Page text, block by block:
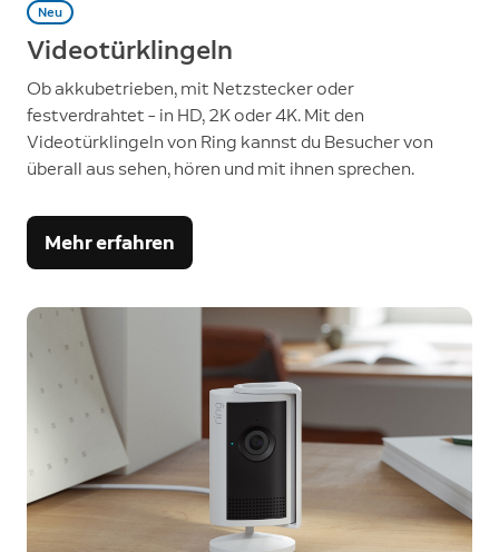
Neu
Videotürklingeln
Ob akkubetrieben, mit Netzstecker oder
festverdrahtet – in HD, 2K oder 4K. Mit den
Videotürklingeln von Ring kannst du Besucher von
überall aus sehen, hören und mit ihnen sprechen.
Mehr erfahren